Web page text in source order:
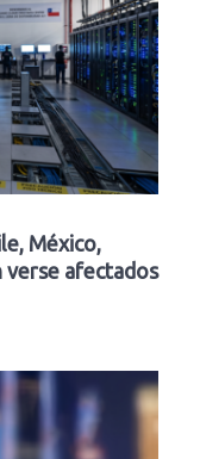
México,
verse afectados